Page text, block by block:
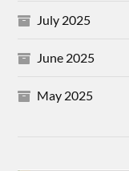
July 2025
June 2025
May 2025